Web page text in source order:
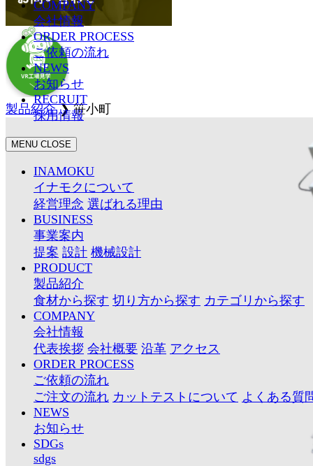
COMPANY
会社情報
ORDER PROCESS
ご依頼の流れ
NEWS
お知らせ
RECRUIT
採用情報
MENU CLOSE
INAMOKU
イナモクについて
経営理念 選ばれる理由
BUSINESS
事業案内
提案 設計 機械設計
PRODUCT
製品紹介
食材から探す 切り方から探す カテゴリから探す
COMPANY
会社情報
代表挨拶 会社概要 沿革 アクセス
ORDER PROCESS
ご依頼の流れ
ご注文の流れ カットテストについて よくある質
NEWS
お知らせ
SDGs
sdgs
製品紹介 ❯ 笹小町